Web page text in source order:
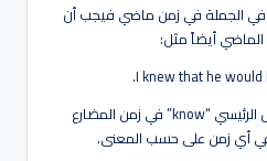
في الجملة في زمن ماضي فيجب أن
أيضاً مثل:
I knew that he
ففي الجملة الأولى كان الفعل الرئيسي “know” في زمن المضارع
في أي زمن على حسب المعنى.